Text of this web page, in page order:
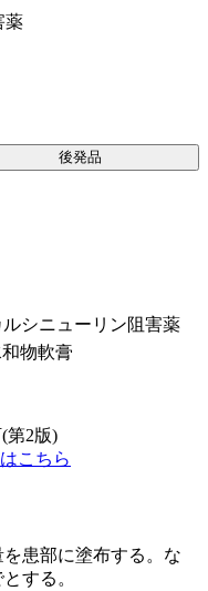
薬
後発品
シニューリン阻害薬
物軟膏
第2版)
こちら
患部に塗布する。な
する。